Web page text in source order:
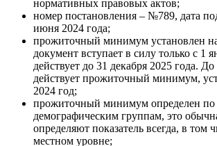
нормативных правовых актов;
номер постановления – №789, дата
июня 2024 года;
прожиточный минимум установлен
документ вступает в силу только с 1
действует до 31 декабря 2025 года. До
действует прожиточный минимум,
2024 год;
прожиточный минимум определен по
демографическим группам, это
определяют показатель всегда, в том
местном уровне;